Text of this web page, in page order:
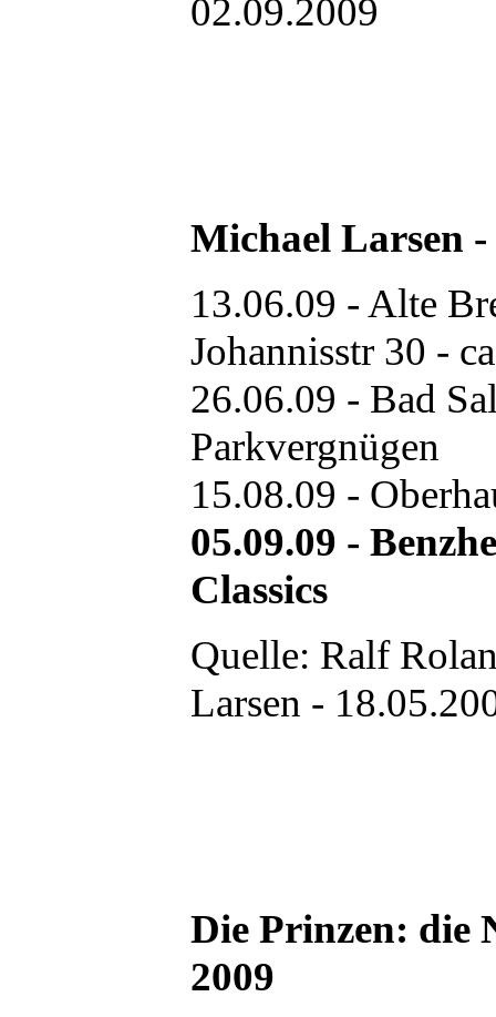
02.09.2009
Michael Larsen
13.06.09 - Alte
Johannisstr 30 -
26.06.09 - Bad
Parkvergnügen
15.08.09 -
05.09.09 -
Classics
Quelle: Ralf
Larsen -
Die Prinzen: die
2009